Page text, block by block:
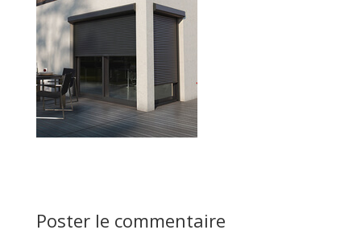
Poster le commentaire